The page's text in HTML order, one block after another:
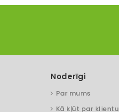
Noderīgi
Par mums
Kā kļūt par klientu